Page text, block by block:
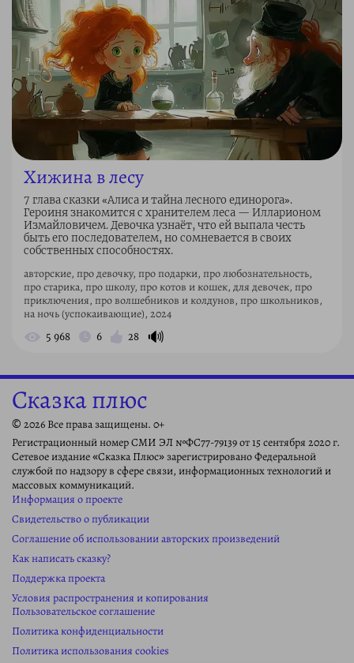
Хижина в лесу
7 глава сказки «Алиса и тайна лесного единорога».
Героиня знакомится с хранителем леса — Илларионом
Измайловичем. Девочка узнаёт, что ей выпала честь
быть его последователем, но сомневается в своих
собственных способностях.
авторские, про девочку, про подарки, про любознательность,
про старика, про школу, про котов и кошек, для девочек, про
приключения, про волшебников и колдунов, про школьников,
на ночь (успокаивающие), 2024
5 968 6 28 🔊
Сказка плюс
© 2026 Все права защищены. 0+
Регистрационный номер СМИ ЭЛ №ФС77-79139 от 15 сентября 2020 г.
Сетевое издание «Сказка Плюс» зарегистрировано Федеральной
службой по надзору в сфере связи, информационных технологий и
массовых коммуникаций.
Информация о проекте
Свидетельство о публикации
Соглашение об использовании авторских произведений
Как написать сказку?
Поддержка проекта
Условия распространения и копирования
Пользовательское соглашение
Политика конфиденциальности
Политика использования cookies